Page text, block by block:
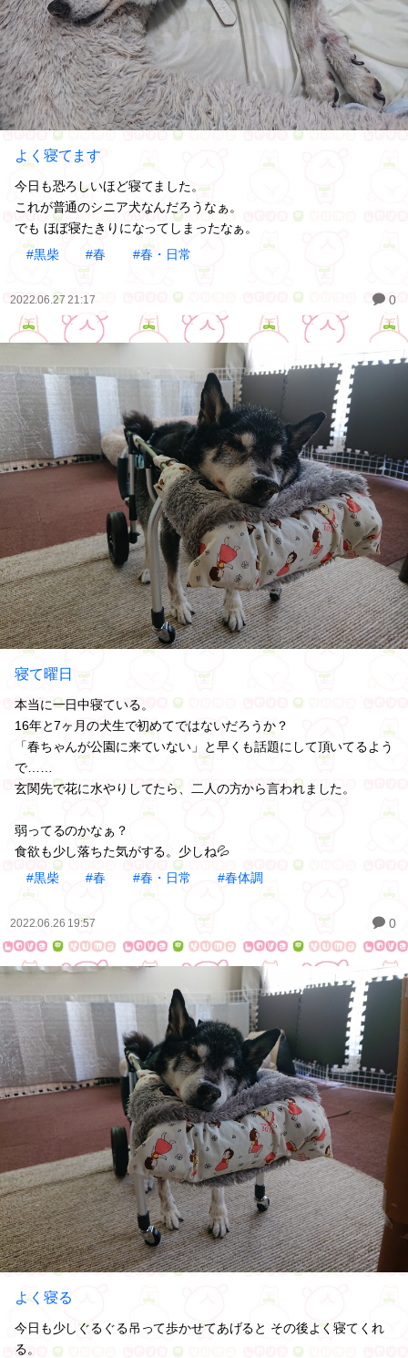
よく寝てます
今日も恐ろしいほど寝てました。
これが普通のシニア犬なんだろうなぁ。
でも ほぼ寝たきりになってしまったなぁ。
#黒柴
#春 #春・日常
2022.06.27 21:17 0
寝て曜日
本当に一日中寝ている。
16年と7ヶ月の犬生で初めてではないだろうか？
「春ちゃんが公園に来ていない」と早くも話題にして頂いてるよう
で……
玄関先で花に水やりしてたら、二人の方から言われました。
弱ってるのかなぁ？
食欲も少し落ちた気がする。少しね💦
#黒柴
#春 #春・日常 #春体調
2022.06.26 19:57 0
よく寝る
今日も少しぐるぐる吊って歩かせてあげると その後よく寝てくれ
る。